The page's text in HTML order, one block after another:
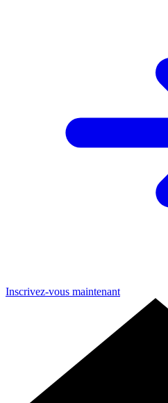
Inscrivez-vous maintenant